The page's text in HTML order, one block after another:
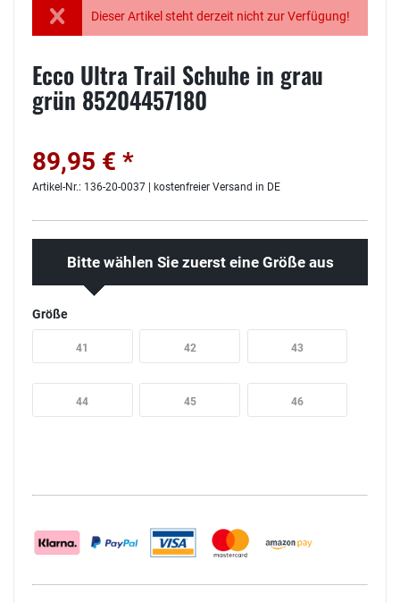
Dieser Artikel steht derzeit nicht zur Verfügung!
Ecco Ultra Trail Schuhe in grau
grün 85204457180
89,95 € *
Artikel-Nr.: 136-20-0037 | kostenfreier Versand in DE
Bitte wählen Sie zuerst eine Größe aus
Größe
41 42 43
44 45 46